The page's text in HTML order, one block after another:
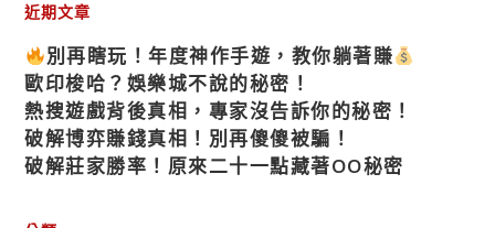
近期文章
別再瞎玩！年度神作手遊，教你躺著賺
歐印梭哈？娛樂城不說的秘密！
熱搜遊戲背後真相，專家沒告訴你的秘密！
破解博弈賺錢真相！別再傻傻被騙！
破解莊家勝率！原來二十一點藏著OO秘密